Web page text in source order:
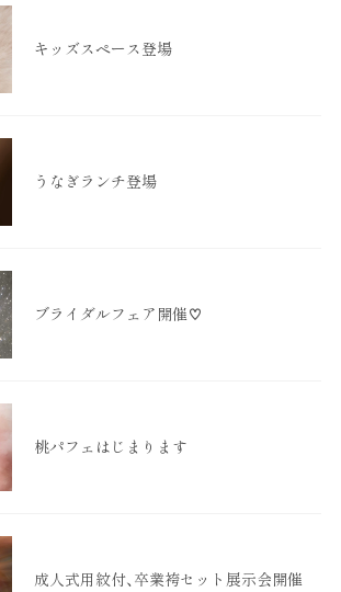
キッズスペース登場
うなぎランチ登場
ブライダルフェア開催♡
桃パフェはじまります
成人式用紋付、卒業袴セット展示会開催